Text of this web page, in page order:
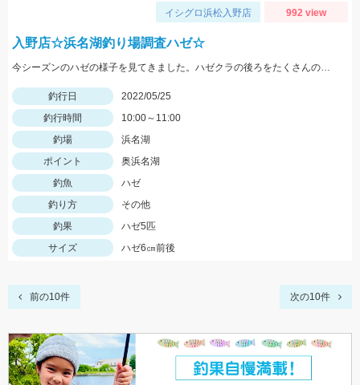
イシグロ浜松入野店 992 view
入野店☆浜名湖釣り場調査ハゼ☆
今シーズンのハゼの様子を見てきました。ハゼクラの後ろをたくさんのハゼが付いてきたので今後楽しみですよ♪今後もちょくちょく様子見てきますね。
釣行日
2022/05/25
釣行時間
10:00～11:00
釣場
浜名湖
ポイント
奥浜名湖
釣魚
ハゼ
釣り方
その他
釣果
ハゼ5匹
サイズ
ハゼ6㎝前後
前の10件 次の10件